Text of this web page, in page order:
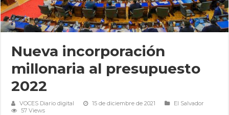
Nueva incorporación
millonaria al presupuesto
2022
VOCES Diario digital 15 de diciembre de 2021
El Salvador
57 Views